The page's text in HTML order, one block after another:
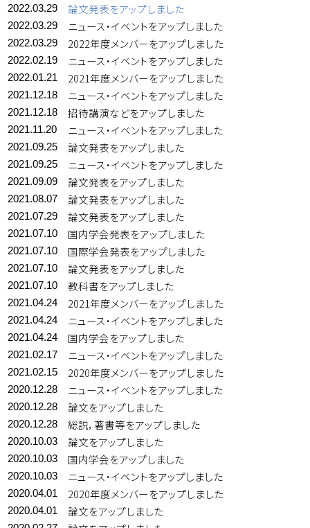
2022.03.29 論文発表をアップしました
2022.03.29 ニュース・イベントをアップしました
2022.03.29 2022年度メンバーをアップしました
2022.02.19 ニュース・イベントをアップしました
2022.01.21 2021年度メンバーをアップしました
2021.12.18 ニュース・イベントをアップしました
2021.12.18 招待講演などをアップしました
2021.11.20 ニュース・イベントをアップしました
2021.09.25 論文発表をアップしました
2021.09.25 ニュース・イベントをアップしました
2021.09.09 論文発表をアップしました
2021.08.07 論文発表をアップしました
2021.07.29 論文発表をアップしました
2021.07.10 国内学会発表をアップしました
2021.07.10 国際学会発表をアップしました
2021.07.10 論文発表をアップしました
2021.07.10 教科書をアップしました
2021.04.24 2021年度メンバーをアップしました
2021.04.24 ニュース・イベントをアップしました
2021.04.24 国内学会をアップしました
2021.02.17 ニュース・イベントをアップしました
2021.02.15 2020年度メンバーをアップしました
2020.12.28 ニュース・イベントをアップしました
2020.12.28 論文をアップしました
2020.12.28 総説，著書等をアップしました
2020.10.03 論文をアップしました
2020.10.03 国内学会をアップしました
2020.10.03 ニュース・イベントをアップしました
2020.04.01 2020年度メンバーをアップしました
2020.04.01 論文をアップしました